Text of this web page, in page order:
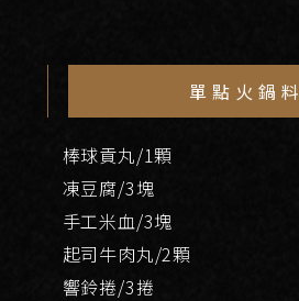
單點火鍋料
棒球貢丸/1顆
凍豆腐/3塊
手工米血/3塊
起司牛肉丸/2顆
響鈴捲/3捲